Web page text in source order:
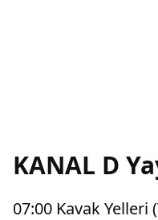
KANAL D
07:00 Kavak Yelleri